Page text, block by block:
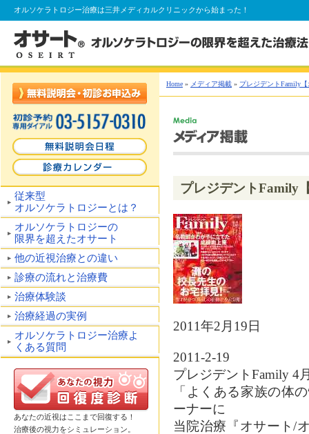
オルソケラトロジー治療は三井メディカルクリニックから始まった！
従来型
オルソケラトロジーとは？
オルソケラトロジーの
限界を超えたオサート
他の近視治療との違い
診療の流れと治療費
治療体験談
治療経過の実例
オルソケラトロジー治療よ
くある質問
あなたの近視はここまで回復する！
治療後の視力をシミュレーション。
Home » メディア掲載 » プレジデントFamily
プレジデントFamily
2011年2月19日
2011-2-19
プレジデントFamily 4
「よくある家族の体
ーナーに
当院治療『オサート/